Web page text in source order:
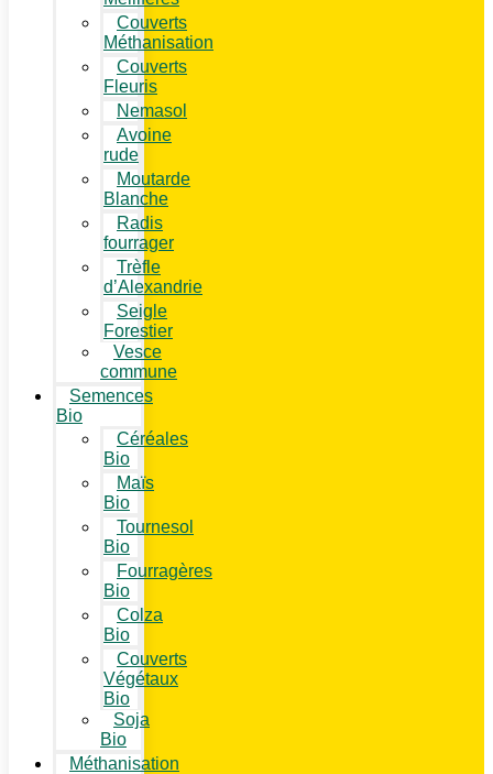
Couverts
Méthanisation
Couverts
Fleuris
Nemasol
Avoine
rude
Moutarde
Blanche
Radis
fourrager
Trèfle
d’Alexandrie
Seigle
Forestier
Vesce
commune
Semences
Bio
Céréales
Bio
Maïs
Bio
Tournesol
Bio
Fourragères
Bio
Colza
Bio
Couverts
Végétaux
Bio
Soja
Bio
Méthanisation